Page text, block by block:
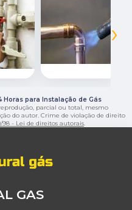
›
Horas para Instalação de Gás
parcial ou total, mesmo
do autor. Crime de violação de direito
98 - Lei de direitos autorais.
GAS